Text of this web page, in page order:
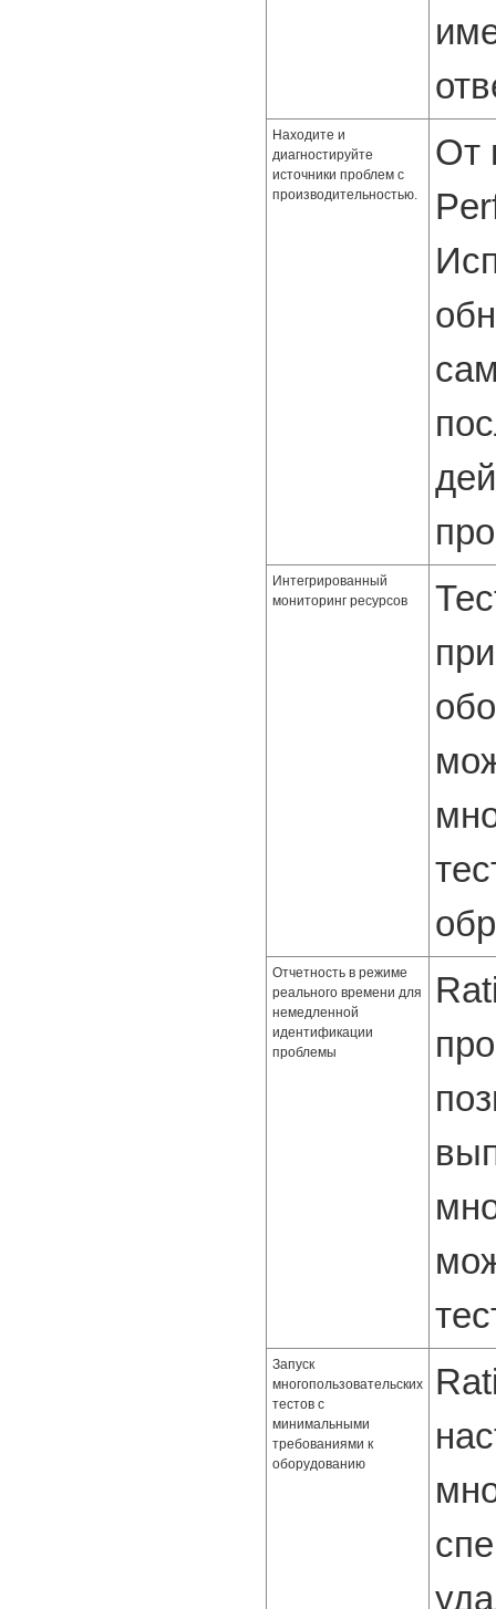
Находите и
диагностируйте
источники проблем с
производительностью.
От
Интегрированный
мониторинг ресурсов
Отчетность в режиме
реального времени для
немедленной
идентификации
проблемы
Запуск
многопользовательских
тестов с
минимальными
требованиями к
оборудованию